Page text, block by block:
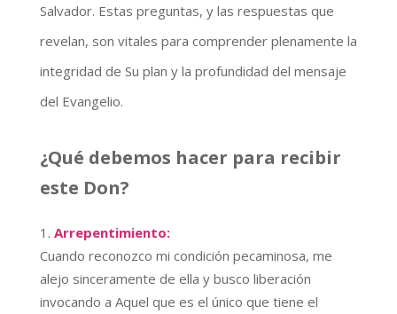
Salvador. Estas preguntas, y las respuestas que
revelan, son vitales para comprender plenamente la
integridad de Su plan y la profundidad del mensaje
del Evangelio.
¿Qué debemos hacer para recibir
este Don?
Arrepentimiento:
Cuando reconozco mi condición pecaminosa, me
alejo sinceramente de ella y busco liberación
invocando a Aquel que es el único que tiene el